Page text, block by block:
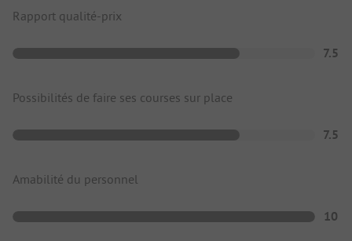
Rapport qualité-prix
7.5
Possibilités de faire ses courses sur place
7.5
Amabilité du personnel
10